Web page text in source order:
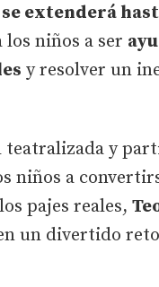
se extenderá
los niños a ser
y resolver un
teatralizada y
niños a
pajes reales,
un divertido